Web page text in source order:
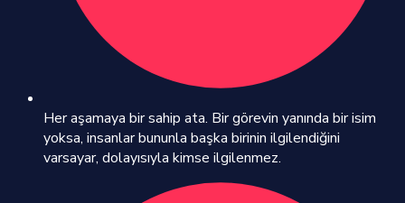
Her aşamaya bir sahip ata. Bir görevin yanında bir isim
yoksa, insanlar bununla başka birinin ilgilendiğini
varsayar, dolayısıyla kimse ilgilenmez.